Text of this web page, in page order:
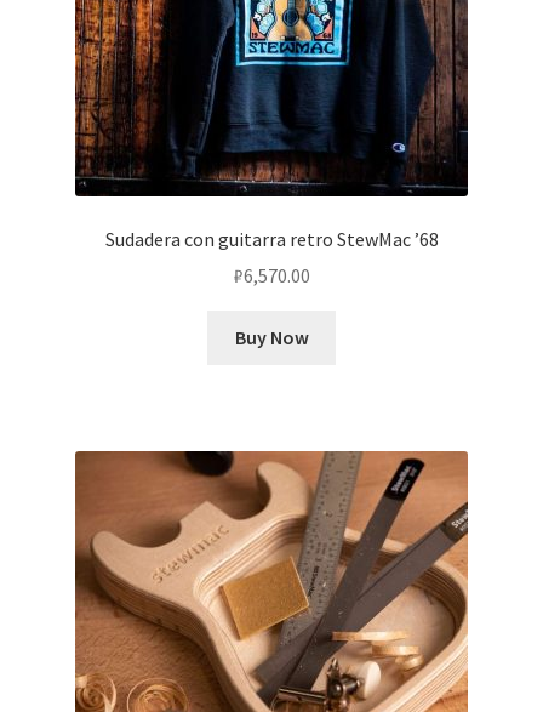
Sudadera con guitarra retro StewMac ’68
₽6,570.00
Buy Now